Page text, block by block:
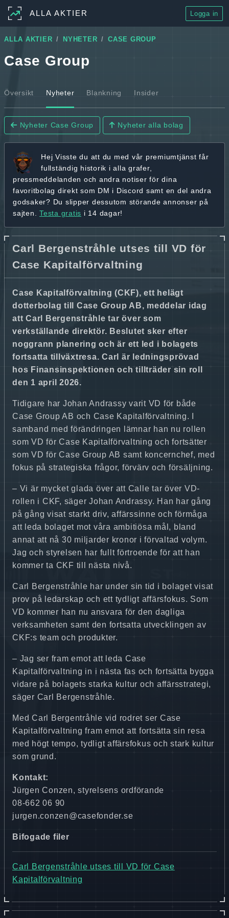
ALLA AKTIER Logga in
ALLA AKTIER NYHETER CASE GROUP
Case Group
Översikt Nyheter Blankning Insider
Nyheter Case Group Nyheter alla bolag
Hej Visste du att du med vår premiumtjänst får
fullständig historik i alla grafer,
pressmeddelanden och andra notiser för dina
favoritbolag direkt som DM i Discord samt en del andra
godsaker? Du slipper dessutom störande annonser på
sajten. Testa gratis i 14 dagar!
Carl Bergenstråhle utses till VD för
Case Kapitalförvaltning
Case Kapitalförvaltning (CKF), ett helägt
dotterbolag till Case Group AB, meddelar idag
att Carl Bergenstråhle tar över som
verkställande direktör. Beslutet sker efter
noggrann planering och är ett led i bolagets
fortsatta tillväxtresa. Carl är ledningsprövad
hos Finansinspektionen och tillträder sin roll
den 1 april 2026.
Tidigare har Johan Andrassy varit VD för både
Case Group AB och Case Kapitalförvaltning. I
samband med förändringen lämnar han nu rollen
som VD för Case Kapitalförvaltning och fortsätter
som VD för Case Group AB samt koncernchef, med
fokus på strategiska frågor, förvärv och försäljning.
– Vi är mycket glada över att Calle tar över VD-
rollen i CKF, säger Johan Andrassy. Han har gång
på gång visat starkt driv, affärssinne och förmåga
att leda bolaget mot våra ambitiösa mål, bland
annat att nå 30 miljarder kronor i förvaltad volym.
Jag och styrelsen har fullt förtroende för att han
kommer ta CKF till nästa nivå.
Carl Bergenstråhle har under sin tid i bolaget visat
prov på ledarskap och ett tydligt affärsfokus. Som
VD kommer han nu ansvara för den dagliga
verksamheten samt den fortsatta utvecklingen av
CKF:s team och produkter.
– Jag ser fram emot att leda Case
Kapitalförvaltning in i nästa fas och fortsätta bygga
vidare på bolagets starka kultur och affärsstrategi,
säger Carl Bergenstråhle.
Med Carl Bergentråhle vid rodret ser Case
Kapitalförvaltning fram emot att fortsätta sin resa
med högt tempo, tydligt affärsfokus och stark kultur
som grund.
Kontakt:
Jürgen Conzen, styrelsens ordförande
08-662 06 90
jurgen.conzen@casefonder.se
Bifogade filer
Carl Bergenstråhle utses till VD för Case
Kapitalförvaltning